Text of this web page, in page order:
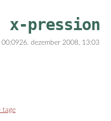
x-pression
00:0926. dezember 2008, 13:03
tage